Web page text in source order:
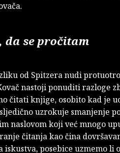
da se pročitam
od Spitzera nudi
nastoji ponuditi razloge
čitati knjige, osobito kad je
uzrokuje smanjenje
naslovom koji već mnogo
čitanja kao čina
iskustva, posebice uzmemo